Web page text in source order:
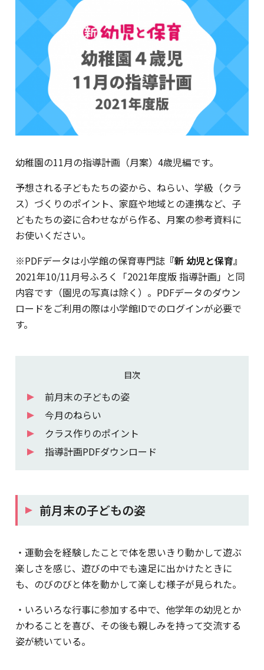
幼稚園の11月の指導計画（月案）4歳児編です。
予想される子どもたちの姿から、ねらい、学級（クラ
ス）づくりのポイント、家庭や地域との連携など、子
どもたちの姿に合わせながら作る、月案の参考資料に
お使いください。
※PDFデータは小学館の保育専門誌 『新 幼児と保育』
2021年10/11月号ふろく「2021年度版 指導計画」と同
内容です（園児の写真は除く）。PDFデータのダウン
ロードをご利用の際は小学館IDでのログインが必要で
す。
目次
前月末の子どもの姿
今月のねらい
クラス作りのポイント
指導計画PDFダウンロード
前月末の子どもの姿
・運動会を経験したことで体を思いきり動かして遊ぶ
楽しさを感じ、遊びの中でも遠足に出かけたときに
も、のびのびと体を動かして楽しむ様子が見られた。
・いろいろな行事に参加する中で、他学年の幼児とか
かわることを喜び、その後も親しみを持って交流する
姿が続いている。